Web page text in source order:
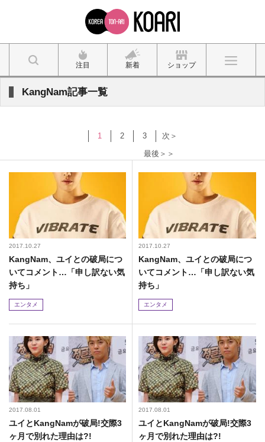
注目 新着 ショップ
KangNam記事一覧
1 2 3
次＞
最後＞＞
2017.10.27
KangNam、ユイとの破局につ
いてコメント…「申し訳ない気
持ち」
エンタメ
2017.10.27
KangNam、ユイとの破局につ
いてコメント…「申し訳ない気
持ち」
エンタメ
2017.08.01
ユイとKangNamが破局!交際3
ヶ月で別れた理由は?!
2017.08.01
ユイとKangNamが破局!交際3
ヶ月で別れた理由は?!